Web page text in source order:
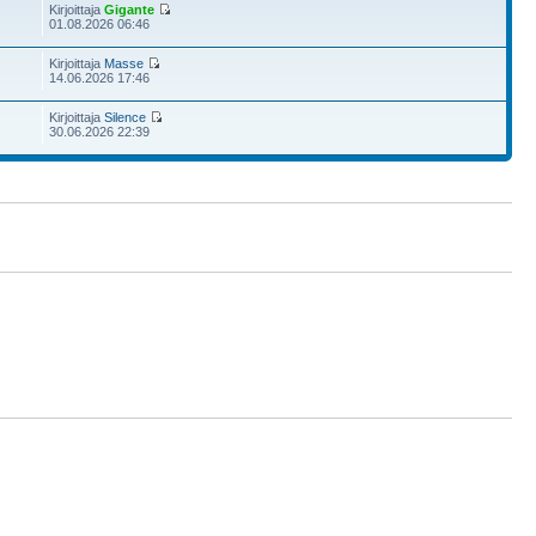
KirjoittajaGigante
01.08.2026 06:46
Kirjoittaja Masse
14.06.2026 17:46
KirjoittajaSilence
30.06.2026 22:39